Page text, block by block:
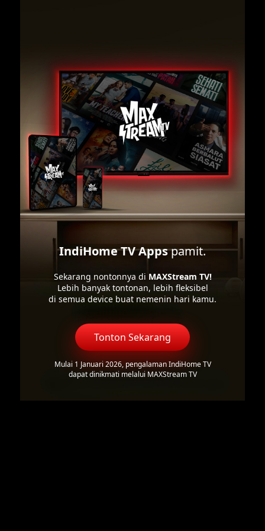
IndiHome TV Appspamit.
Sekarang nontonnya di MAXStream TV!
Lebih banyak tontonan, lebih fleksibel
di semua device buat nemenin hari kamu.
Tonton Sekarang
Mulai 1 Januari 2026, pengalaman IndiHome TV
dapat dinikmati melalui MAXStream TV